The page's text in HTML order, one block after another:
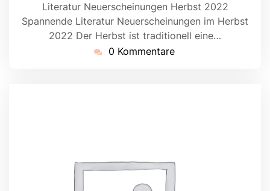
Literatur Neuerscheinungen Herbst 2022
Spannende Literatur Neuerscheinungen im Herbst
2022 Der Herbst ist traditionell eine…
0 Kommentare